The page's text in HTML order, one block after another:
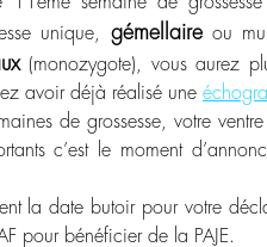
unique, gémellaireou
(monozygote), vous aurez
avoir déjà réalisé une
de grossesse, votre
c’est le moment
la date butoir pour votre
pour bénéficier de la PAJE.